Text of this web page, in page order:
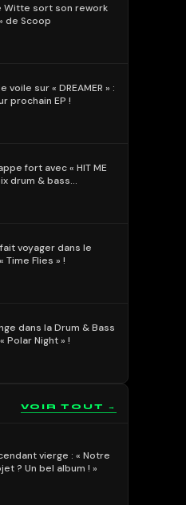
Witte sort son rework
de Scoop
voile sur « DREAMER » :
prochain EP !
fort avec « HIT ME
drum & bass
voyager dans le
Time Flies » !
dans la Drum & Bass
Polar Night » !
VOIR TOUT →
vierge : « Notre
? Un bel album ! »